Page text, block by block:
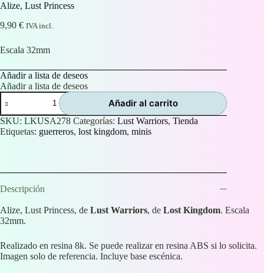
Alize, Lust Princess
9,90 € IVA incl.
Escala 32mm
Añadir a lista de deseos
Añadir a lista de deseos
Alize,
Lust
Princess
cantidad
Añadir al carrito
SKU: LKUSA278 Categorías: Lust Warriors, Tienda
Etiquetas: guerreros, lost kingdom, minis
Descripción
Alize, Lust Princess, de Lust Warriors, de Lost Kingdom. Escala
32mm.
Realizado en resina 8k. Se puede realizar en resina ABS si lo solicita.
Imagen solo de referencia. Incluye base escénica.